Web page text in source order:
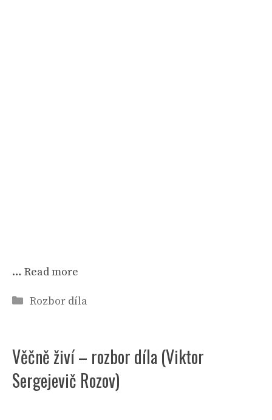
… Read more
Rubriky
Rozbor díla
Věčně živí – rozbor díla (Viktor
Sergejevič Rozov)